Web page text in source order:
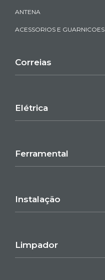
ANTENA
ACESSORIOS E GUARNICOES
Correias
Elétrica
Ferramental
Instalação
Limpador